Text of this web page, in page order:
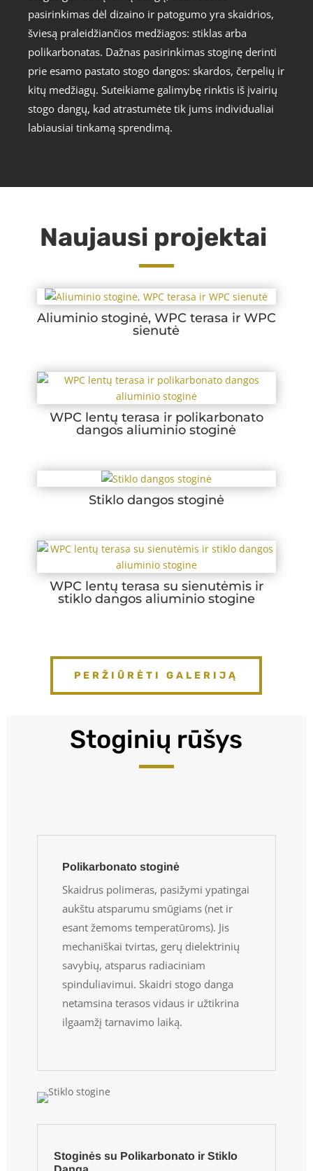
pasirinkimas dėl dizaino ir patogumo yra skaidrios,
šviesą praleidžiančios medžiagos: stiklas arba
polikarbonatas. Dažnas pasirinkimas stoginę derinti
prie esamo pastato stogo dangos: skardos, čerpelių ir
kitų medžiagų. Suteikiame galimybę rinktis iš įvairių
stogo dangų, kad atrastumėte tik jums individualiai
labiausiai tinkamą sprendimą.
Naujausi projektai
Aliuminio stoginė, WPC terasa ir WPC
sienutė
WPC lentų terasa ir polikarbonato
dangos aliuminio stoginė
Stiklo dangos stoginė
WPC lentų terasa su sienutėmis ir
stiklo dangos aliuminio stogine
PERŽIŪRĖTI GALERIJĄ
Stoginių rūšys
Polikarbonato stoginė
Skaidrus polimeras, pasižymi ypatingai
aukštu atsparumu smūgiams (net ir
esant žemoms temperatūroms). Jis
mechaniškai tvirtas, gerų dielektrinių
savybių, atsparus radiaciniam
spinduliavimui. Skaidri stogo danga
netamsina terasos vidaus ir užtikrina
ilgaamžį tarnavimo laiką.
Stoginės su Polikarbonato ir Stiklo